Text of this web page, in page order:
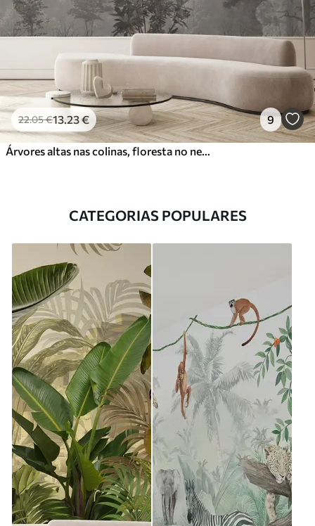
22.05€13 .23€ 9
CATEGORIAS POPULARES